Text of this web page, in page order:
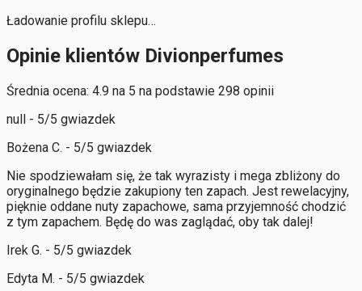
Ładowanie profilu sklepu…
Opinie klientów Divionperfumes
Średnia ocena: 4.9 na 5 na podstawie 298 opinii
null - 5/5 gwiazdek
Bożena C. - 5/5 gwiazdek
Nie spodziewałam się, że tak wyrazisty i mega zbliżony do
oryginalnego będzie zakupiony ten zapach. Jest rewelacyjny,
pięknie oddane nuty zapachowe, sama przyjemność chodzić
z tym zapachem. Będę do was zaglądać, oby tak dalej!
Irek G. - 5/5 gwiazdek
Edyta M. - 5/5 gwiazdek